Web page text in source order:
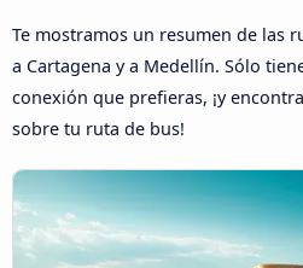
Te mostramos un resumen de las
a Cartagena y a Medellín. Sólo
conexión que prefieras, ¡y
sobre tu ruta de bus!